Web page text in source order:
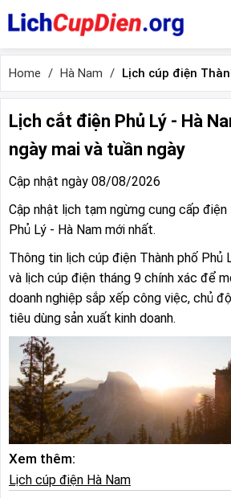
Home Hà Nam Lịch cúp điện
Lịch cắt điện Phủ Lý - Hà
ngày mai và tuần ngày
Cập nhật ngày 08/08/2026
Cập nhật lịch tạm ngừng cung cấp
Phủ Lý - Hà Nam mới nhất.
Thông tin lịch cúp điện Thành phố Phủ
và lịch cúp điện tháng 9 chính xác để
doanh nghiệp sắp xếp công việc, chủ
tiêu dùng sản xuất kinh doanh.
Xem thêm:
Lịch cúp điện Hà Nam